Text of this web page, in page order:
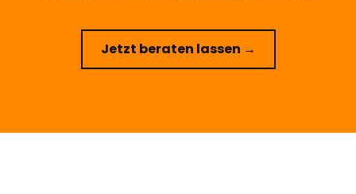
Jetzt beraten lassen →